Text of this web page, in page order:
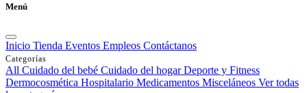
Menú
Inicio Tienda Eventos Empleos Contáctanos
Categorías
All Cuidado del bebé Cuidado del hogar Deporte y Fitness
Dermocosmética Hospitalario Medicamentos Misceláneos Ver todas